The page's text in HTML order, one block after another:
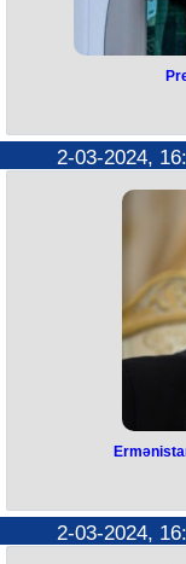
haqqında
Fərmana
“Naxçıvan
Qeyd
Muxtar
Nazirliyin
2-03-2024,
2-03-2024,